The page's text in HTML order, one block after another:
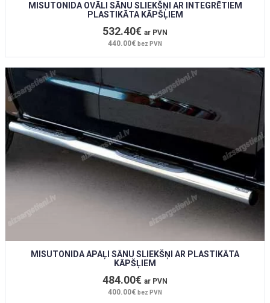
MISUTONIDA OVĀLI SĀNU SLIEKŠŅI AR INTEGRĒTIEM
PLASTIKĀTA KĀPŠĻIEM
532.40€ ar PVN
440.00€ bez PVN
MISUTONIDA APAĻI SĀNU SLIEKŠŅI AR PLASTIKĀTA
KĀPŠĻIEM
484.00€ ar PVN
400.00€ bez PVN